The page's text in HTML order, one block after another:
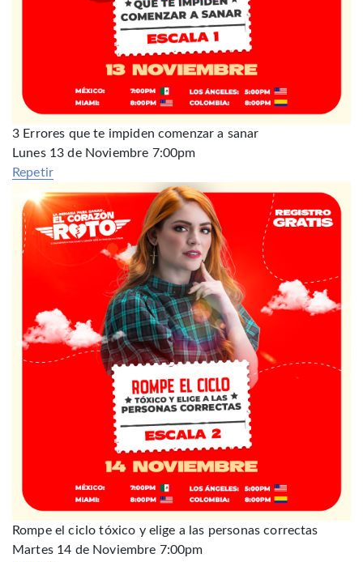
3 Errores que te impiden comenzar a sanar
Lunes 13 de Noviembre 7:00pm
Repetir
Rompe el ciclo tóxico y elige a las personas correctas
Martes 14 de Noviembre 7:00pm